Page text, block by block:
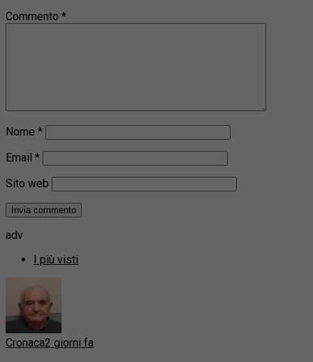
Commento *
Nome *
Email *
Sito web
adv
I più visti
Cronaca2 giorni fa